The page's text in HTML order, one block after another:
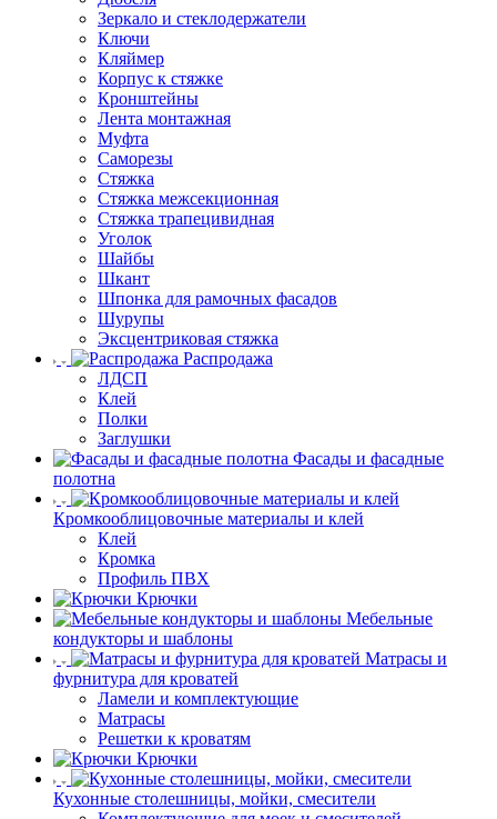
Зеркало и стеклодержатели
Ключи
Кляймер
Корпус к стяжке
Кронштейны
Лента монтажная
Муфта
Саморезы
Стяжка
Стяжка межсекционная
Стяжка трапецивидная
Уголок
Шайбы
Шкант
Шпонка для рамочных фасадов
Шурупы
Эксцентриковая стяжка
Распродажа
ЛДСП
Клей
Полки
Заглушки
Фасады и фасадные
полотна
Кромкооблицовочные материалы и клей
Клей
Кромка
Профиль ПВХ
Крючки
Мебельные
кондукторы и шаблоны
Матрасы и
фурнитура для кроватей
Ламели и комплектующие
Матрасы
Решетки к кроватям
Крючки
Кухонные столешницы, мойки, смесители